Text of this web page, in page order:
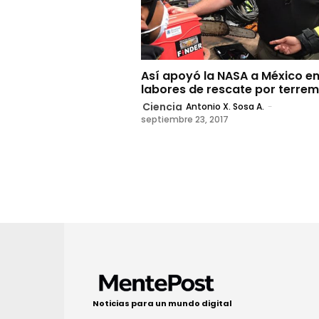
Así apoyó la NASA a México
labores de rescate por
Ciencia Antonio X. Sosa A. -
septiembre 23, 2017
Noticias para un mundo digital